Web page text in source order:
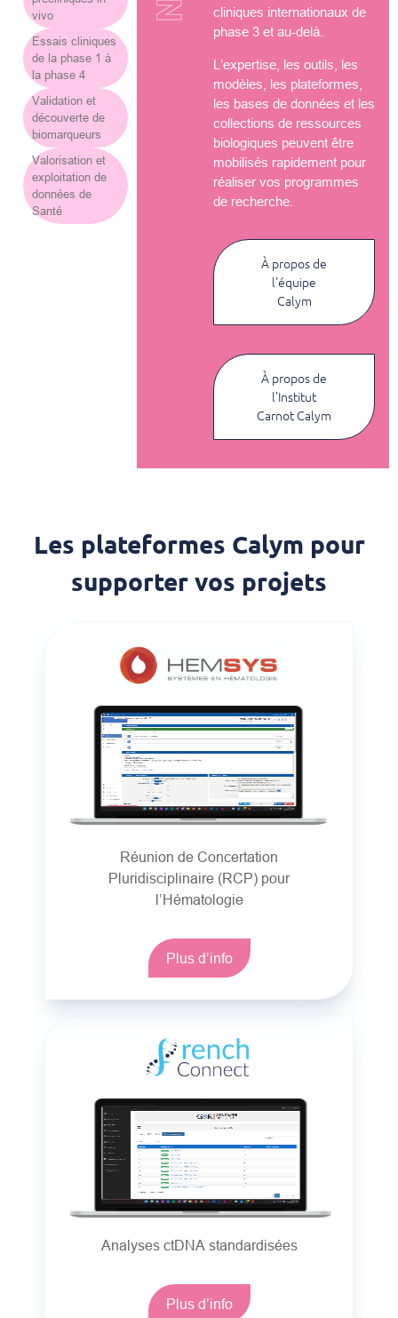
vivo
Essais cliniques
de la phase 1 à
la phase 4
Validation et
découverte de
biomarqueurs
Valorisation et
exploitation de
données de
Santé
cliniques internationaux de
phase 3 et au-delà.
L’expertise, les outils, les
modèles, les plateformes,
les bases de données et les
collections de ressources
biologiques peuvent être
mobilisés rapidement pour
réaliser vos programmes
de recherche.
À propos de
l’équipe
Calym
À propos de
l’Institut
Carnot Calym
Les plateformes Calym pour
supporter vos projets
Réunion de Concertation
Pluridisciplinaire (RCP) pour
l’Hématologie
Plus d’info
Analyses ctDNA standardisées
Plus d’info